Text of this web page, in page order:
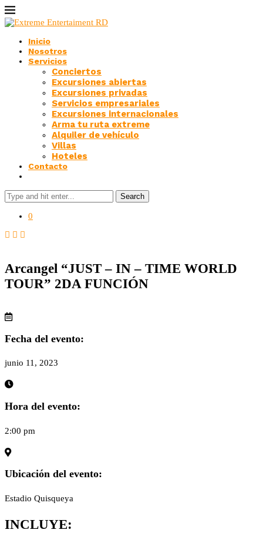
Inicio
Nosotros
Servicios
Conciertos
Excursiones abiertas
Excursiones privadas
Servicios empresariales
Excursiones internacionales
Arma tu ruta extreme
Alquiler de vehículo
Villas
Hoteles
Contacto
Search
0
Arcangel “JUST – IN – TIME WORLD
TOUR” 2DA FUNCIÓN
Fecha del evento:
junio 11, 2023
Hora del evento:
2:00 pm
Ubicación del evento:
Estadio Quisqueya
INCLUYE: